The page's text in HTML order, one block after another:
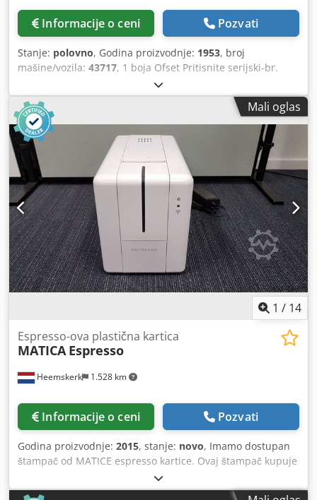
Informacije o ceni Pozvati
Stanje: polovno, Godina proizvodnje: 1953, broj
mašine/vozila: 43717, 1 boja Ofset Pritisnite serijski-br.
43717 Online video inspekcija preko Skipe-Video Credjtzc E
Nepfx Amujf Bili bismo veoma zadovoljni Vašom posetom -
više mašina na lageru Dostupno odmah - može se
pregledati Na lageru Emskirchen / Nürnberg - Može se
testirati
Mali oglas
1 / 14
Heemskerk 1.528 km
Espresso-ova plastična kartica
MATICA Espresso
Informacije o ceni Pozvati
Godina proizvodnje: 2015, stanje: novo, Imamo dostupan
štampač od MATICE espresso kartice. Ovaj štampač kupuje
u 2015 i stoji u izložbeno ležište. Cena novi Ist €1,599,-,
cena Now is €999,- Došli smo do ukora da ova vrsta mašine